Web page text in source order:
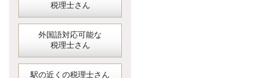
税理士さん
外国語対応可能な
税理士さん
駅の近くの税理士さん